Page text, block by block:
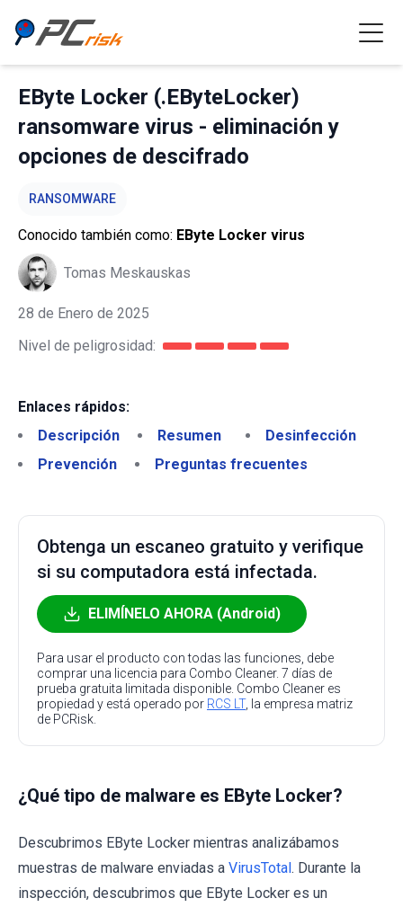
EByte Locker (.EByteLocker)
ransomware virus - eliminación y
opciones de descifrado
RANSOMWARE
Conocido también como: EByte Locker virus
Tomas Meskauskas
28 de Enero de 2025
Nivel de peligrosidad:
Enlaces rápidos:
Descripción
Resumen
Desinfección
Prevención
Preguntas frecuentes
Obtenga un escaneo gratuito y verifique
si su computadora está infectada.
ELIMÍNELO AHORA (Android)
Para usar el producto con todas las funciones, debe
comprar una licencia para Combo Cleaner. 7 días de
prueba gratuita limitada disponible. Combo Cleaner es
propiedad y está operado por RCS LT, la empresa matriz
de PCRisk.
¿Qué tipo de malware es EByte Locker?
Descubrimos EByte Locker mientras analizábamos
muestras de malware enviadas a VirusTotal. Durante la
inspección, descubrimos que EByte Locker es un